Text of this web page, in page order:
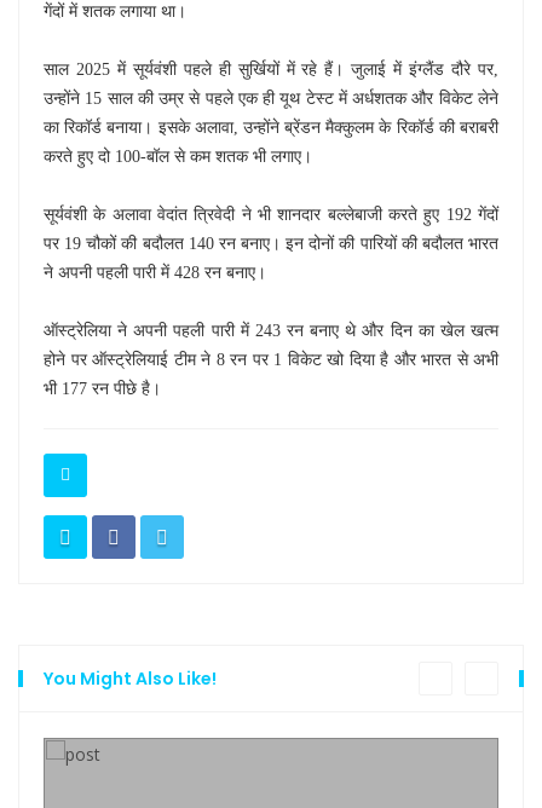
गेंदों में शतक लगाया था।
साल 2025 में सूर्यवंशी पहले ही सुर्खियों में रहे हैं। जुलाई में इंग्लैंड दौरे पर,
उन्होंने 15 साल की उम्र से पहले एक ही यूथ टेस्ट में अर्धशतक और विकेट लेने
का रिकॉर्ड बनाया। इसके अलावा, उन्होंने ब्रेंडन मैक्कुलम के रिकॉर्ड की बराबरी
करते हुए दो 100-बॉल से कम शतक भी लगाए।
सूर्यवंशी के अलावा वेदांत त्रिवेदी ने भी शानदार बल्लेबाजी करते हुए 192 गेंदों
पर 19 चौकों की बदौलत 140 रन बनाए। इन दोनों की पारियों की बदौलत भारत
ने अपनी पहली पारी में 428 रन बनाए।
ऑस्ट्रेलिया ने अपनी पहली पारी में 243 रन बनाए थे और दिन का खेल खत्म
होने पर ऑस्ट्रेलियाई टीम ने 8 रन पर 1 विकेट खो दिया है और भारत से अभी
भी 177 रन पीछे है।
You Might Also Like!